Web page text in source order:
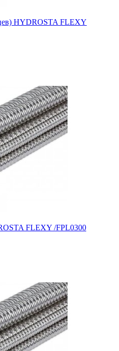
HYDROSTA FLEXY
FLEXY /FPL0300